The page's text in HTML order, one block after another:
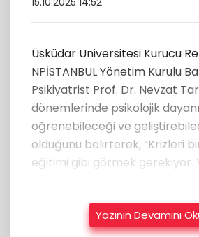
Üsküdar Üniversitesi Kurucu
NPİSTANBUL Yönetim Kurulu
Psikiyatrist Prof. Dr. Nevzat
dönemlerinde psikolojik
öğrenebileceği ve
olduğunu belirterek, “Krizleri bir
eğitimi gibi görmek gerekiyor.
Yazının Devamını